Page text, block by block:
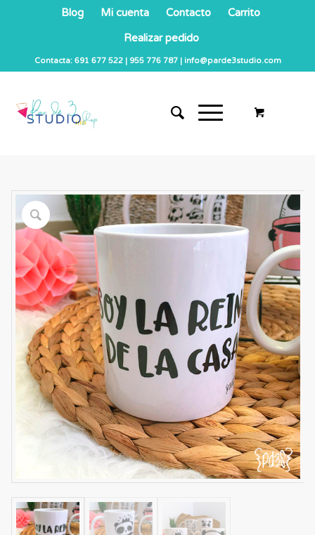
Blog Mi cuenta Contacto
Carrito
Realizar pedido
Contacta: 691 677 522 | 955 776 787 | info@parde3studio.com